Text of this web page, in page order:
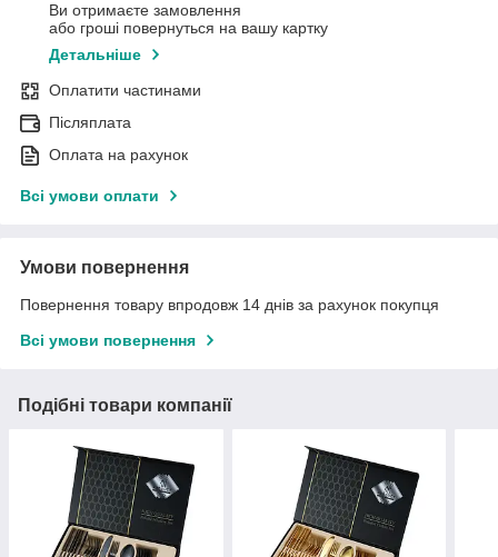
Ви отримаєте замовлення
або гроші повернуться на вашу картку
Детальніше
Оплатити частинами
Післяплата
Оплата на рахунок
Всі умови оплати
Умови повернення
Повернення товару впродовж 14 днів за рахунок покупця
Всі умови повернення
Подібні товари компанії